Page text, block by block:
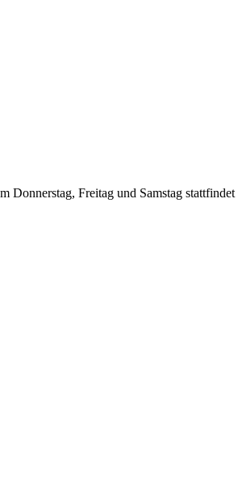
Donnerstag, Freitag und Samstag